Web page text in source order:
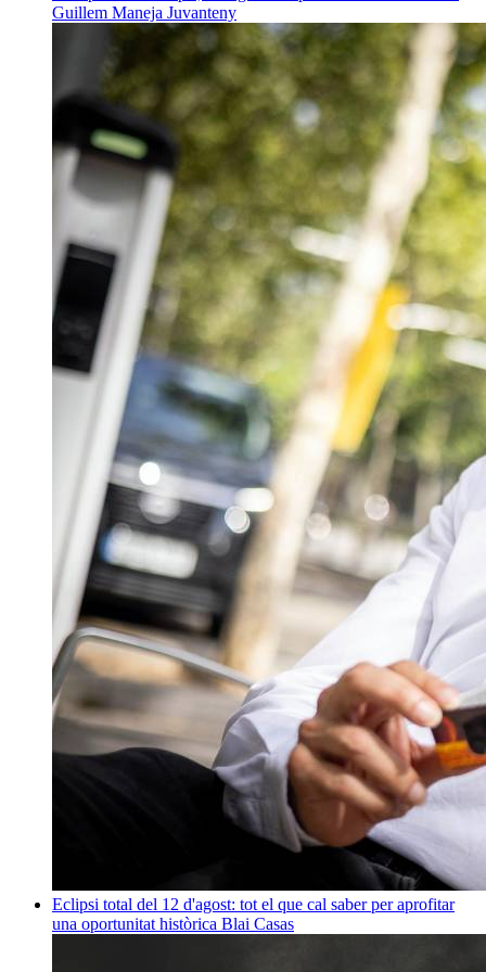
Guillem Maneja Juvanteny
Eclipsi total del 12 d'agost: tot el que cal saber per aprofitar
una oportunitat històrica Blai Casas